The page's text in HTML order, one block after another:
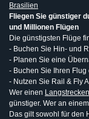
Brasilien
Fliegen Sie günstiger
und Millionen Flügen
Die günstigsten Flüge
- Buchen Sie Hin- und
- Planen Sie eine
- Buchen Sie Ihren
- Nutzen Sie Rail & Fly
Wer einen
günstiger. Wer an
Das gilt sowohl für den